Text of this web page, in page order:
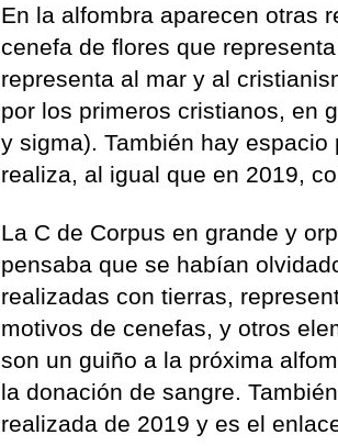
En la alfombra aparecen otras
cenefa de flores que
representa al mar y al
por los primeros cristianos, en
y sigma). También hay
realiza, al igual que en 2019,
La C de Corpus en grande y
pensaba que se habían
realizadas con tierras,
motivos de cenefas, y otros
son un guiño a la próxima
la donación de sangre.
realizada de 2019 y es el